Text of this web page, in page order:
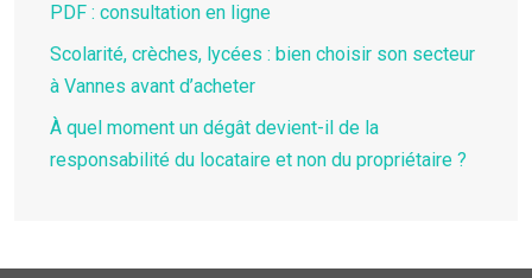
PDF : consultation en ligne
Scolarité, crèches, lycées : bien choisir son secteur
à Vannes avant d’acheter
À quel moment un dégât devient-il de la
responsabilité du locataire et non du propriétaire ?